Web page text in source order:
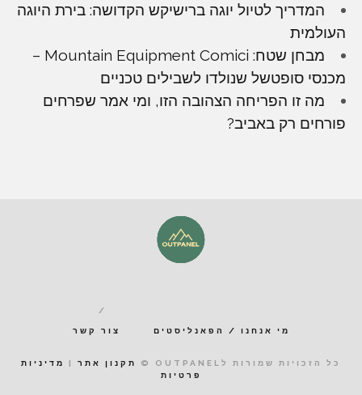
המדריך לטיול יוגה ברישיקש הקדושה: בירת היוגה
העולמית
מבחן שטח: Mountain Equipment Comici –
מכנסי סופטשל שנולדו לשבילים טכניים
מה זו הפריחה הצהובה הזו, ומי אמר שפרחים
פורחים רק באביב?
מי אנחנו / הפאנליסטים צור קשר
כל הזכויות שמורות לOUTPANEL © תקנון אתר |
מדיניות
פרטיות